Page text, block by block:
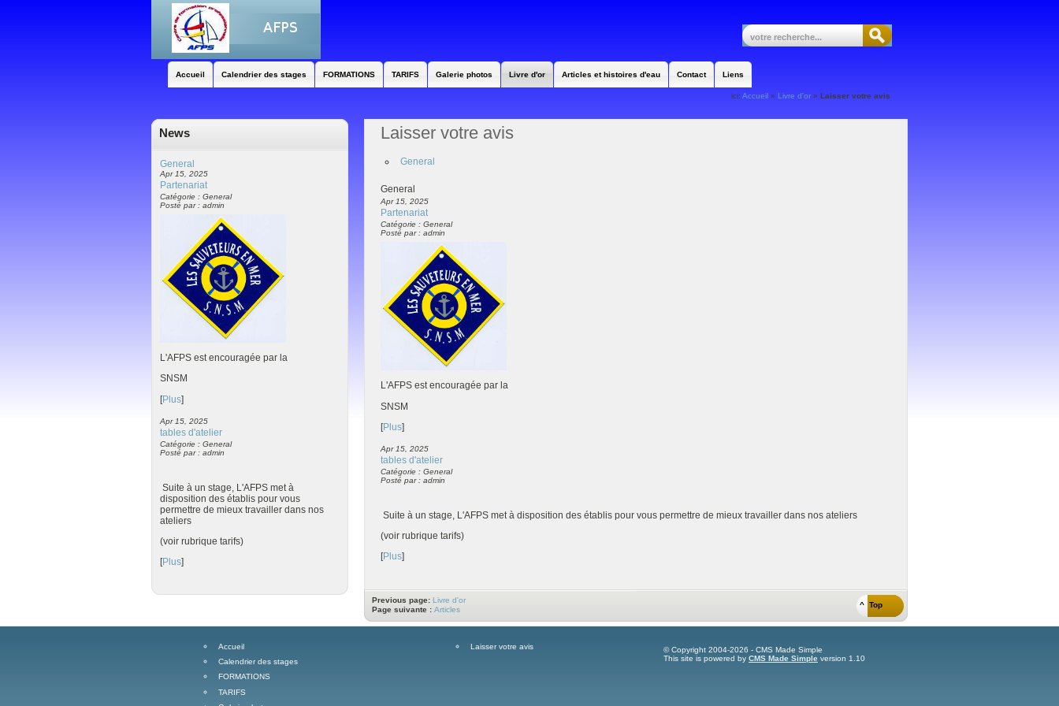
Accueil Calendrier des stages FORMATIONS TARIFS Galerie photos Livre d'or Articles et histoires d'eau Contact Liens
ici:Accueil » Livre d'or »Laisser votre avis
News
General
Apr 15, 2025
Partenariat
Catégorie : General
Posté par : admin
L'AFPS est encouragée par la
SNSM
[Plus]
Apr 15, 2025
tables d'atelier
Catégorie : General
Posté par : admin
Suite à un stage, L'AFPS met à
disposition des établis pour vous
permettre de mieux travailler dans nos
ateliers
(voir rubrique tarifs)
[Plus]
Laisser votre avis
General
General
Apr 15, 2025
Partenariat
Catégorie : General
Posté par : admin
L'AFPS est encouragée par la
SNSM
[Plus]
Apr 15, 2025
tables d'atelier
Catégorie : General
Posté par : admin
Suite à un stage, L'AFPS met à disposition des établis pour vous permettre de mieux travailler dans nos ateliers
(voir rubrique tarifs)
[Plus]
^ Top
Previous page: Livre d'or
Page suivante : Articles
Accueil
Calendrier des stages
FORMATIONS
TARIFS
Laisser votre avis
© Copyright 2004-2026 - CMS Made Simple
This site is powered by CMS Made Simple version 1.10